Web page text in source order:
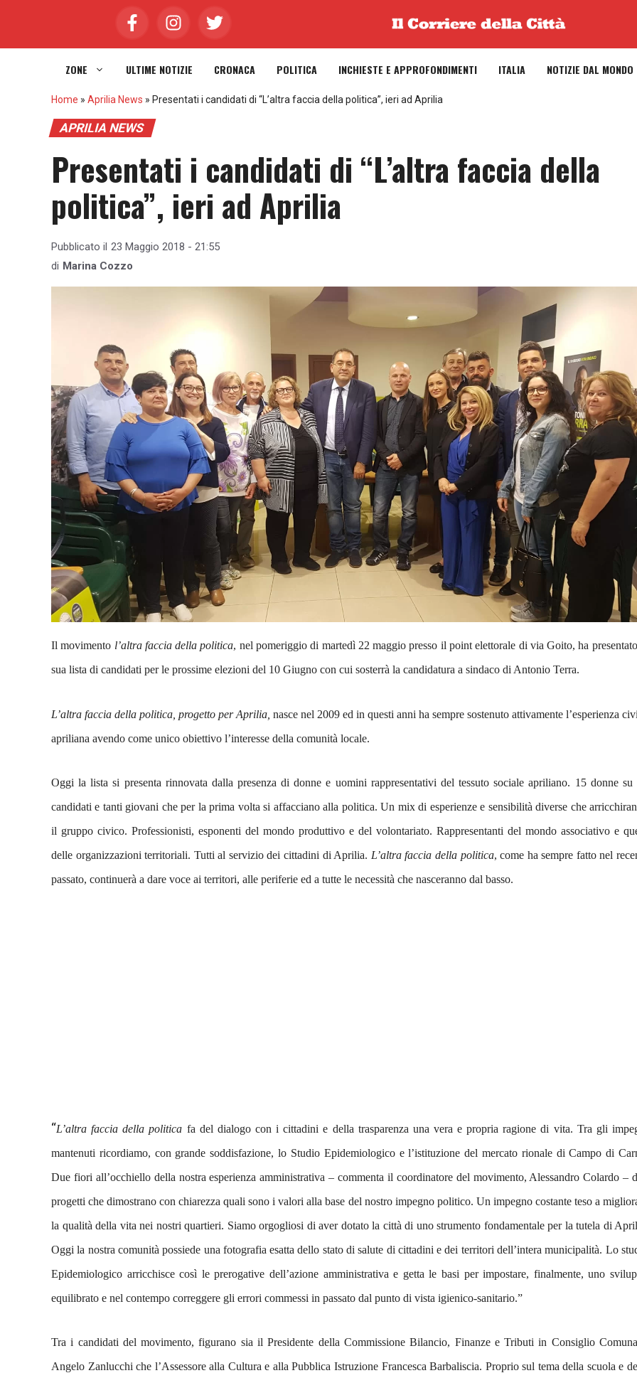
ZONE ULTIME NOTIZIE CRONACA POLITICA INCHIESTE E APPROFONDIMENTI ITALIA NOTIZIE DAL MONDO
Home » Aprilia News » Presentati i candidati di “L’altra faccia della politica”, ieri ad Aprilia
APRILIA NEWS
Presentati i candidati di “L’altra faccia della
politica”, ieri ad Aprilia
Pubblicato il 23 Maggio 2018 - 21:55
di Marina Cozzo
Il movimento l’altra faccia della politica, nel pomeriggio di martedì 22 maggio presso il point elettorale di via Goito, ha
sua lista di candidati per le prossime elezioni del 10 Giugno con cui sosterrà la candidatura a sindaco di Antonio Terra.
L’altra faccia della politica, progetto per Aprilia, nasce nel 2009 ed in questi anni ha sempre sostenuto attivamente l’esperienza
apriliana avendo come unico obiettivo l’interesse della comunità locale.
Oggi la lista si presenta rinnovata dalla presenza di donne e uomini rappresentativi del tessuto sociale apriliano. 15 donne su
candidati e tanti giovani che per la prima volta si affacciano alla politica. Un mix di esperienze e sensibilità diverse che
il gruppo civico. Professionisti, esponenti del mondo produttivo e del volontariato. Rappresentanti del mondo associativo e
delle organizzazioni territoriali. Tutti al servizio dei cittadini di Aprilia. L’altra faccia della politica, come ha sempre fatto nel
passato, continuerà a dare voce ai territori, alle periferie ed a tutte le necessità che nasceranno dal basso.
“L’altra faccia della politica fa del dialogo con i cittadini e della trasparenza una vera e propria ragione di vita. Tra gli
mantenuti ricordiamo, con grande soddisfazione, lo Studio Epidemiologico e l’istituzione del mercato rionale di Campo di
Due fiori all’occhiello della nostra esperienza amministrativa – commenta il coordinatore del movimento, Alessandro Colardo –
progetti che dimostrano con chiarezza quali sono i valori alla base del nostro impegno politico. Un impegno costante teso a
la qualità della vita nei nostri quartieri. Siamo orgogliosi di aver dotato la città di uno strumento fondamentale per la tutela di
Oggi la nostra comunità possiede una fotografia esatta dello stato di salute di cittadini e dei territori dell’intera municipalità. Lo
Epidemiologico arricchisce così le prerogative dell’azione amministrativa e getta le basi per impostare, finalmente, uno
equilibrato e nel contempo correggere gli errori commessi in passato dal punto di vista igienico-sanitario.”
Tra i candidati del movimento, figurano sia il Presidente della Commissione Bilancio, Finanze e Tributi in Consiglio
Angelo Zanlucchi che l’Assessore alla Cultura e alla Pubblica Istruzione Francesca Barbaliscia. Proprio sul tema della scuola e